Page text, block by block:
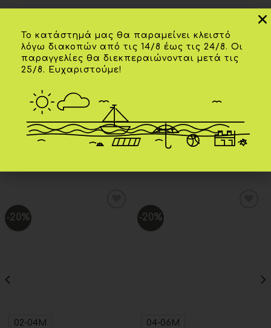
Επιπλέον πληροφορίες
ΜΈΓΕΘΟΣ
ΧΡΏΜΑ
-20%
02-04Μ
-20%
04-06Μ
Το κατάστημά μας θα παραμείνει κλειστό
λόγω διακοπών από τις 14/8 έως τις 24/8. Οι
παραγγελίες θα διεκπεραιώνονται μετά τις
25/8. Ευχαριστούμε!